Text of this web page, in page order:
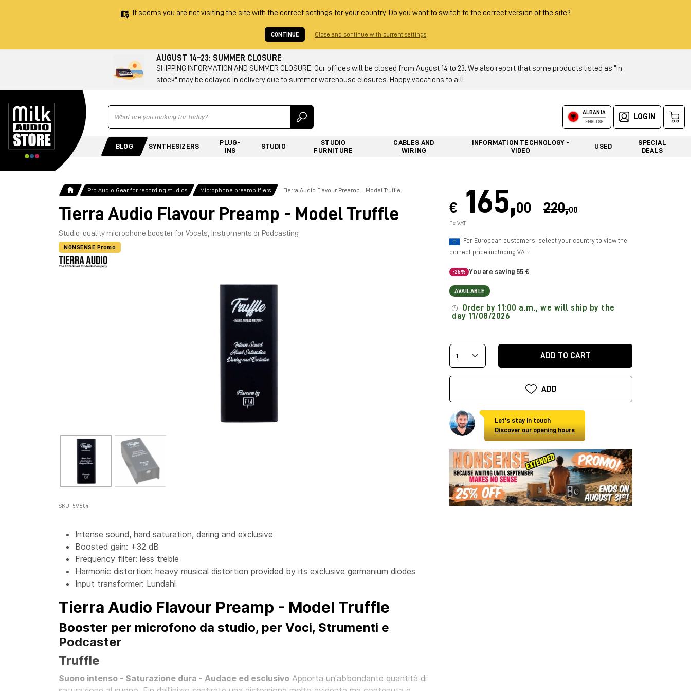
It seems you are not visiting the site with the correct settings for your country. Do you want to switch to the correct version of the site?
CONTINUE Close and continue with current settings
AUGUST 14–23: SUMMER CLOSURE
SHIPPING INFORMATION AND SUMMER CLOSURE: Our offices will be closed from August 14 to 23. We also report that some products listed as "in
stock" may be delayed in delivery due to summer warehouse closures. Happy vacations to all!
Ricerca ALBANIA
ENGLISH
LOGIN
BLOG SYNTHESIZERS
PLUG-
INS
STUDIO
STUDIO
FURNITURE
CABLES AND
WIRING
INFORMATION TECHNOLOGY -
VIDEO
USED
SPECIAL
DEALS
Pro Audio Gear for recording studios Microphone preamplifiers Tierra Audio Flavour Preamp - Model Truffle
Tierra Audio Flavour Preamp - Model Truffle
Studio-quality microphone booster for Vocals, Instruments or Podcasting
NONSENSE Promo
SKU: 59604
Intense sound, hard saturation, daring and exclusive
Boosted gain: +32 dB
Frequency filter: less treble
Harmonic distortion: heavy musical distortion provided by its exclusive germanium diodes
Input transformer: Lundahl
Tierra Audio Flavour Preamp - Model Truffle
Booster per microfono da studio, per Voci, Strumenti e
Podcaster
Truffle
Suono intenso - Saturazione dura - Audace ed esclusivo Apporta un'abbondante quantità di
€ 165,00 220,00
Ex VAT
For European customers, select your country to view the
correct price including VAT.
-25% You are saving 55 €
AVAILABLE
Order by 11:00 a.m., we will ship by the
day 11/08/2026
ADD TO CART
ADD
Let's stay in touch
Discover our opening hours